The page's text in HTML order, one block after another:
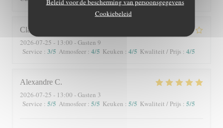
Cookiebeleid
Claire
2026-07-25 - 13:00 - Gasten 9
Service : 3/5 Atmosfeer : 4/5 Keuken : 4/5 Kwaliteit / Prijs : 4/5
Alexandre C
2026-07-25 - 13:00 - Gasten 3
Service : 5/5 Atmosfeer : 5/5 Keuken : 5/5 Kwaliteit / Prijs : 5/5